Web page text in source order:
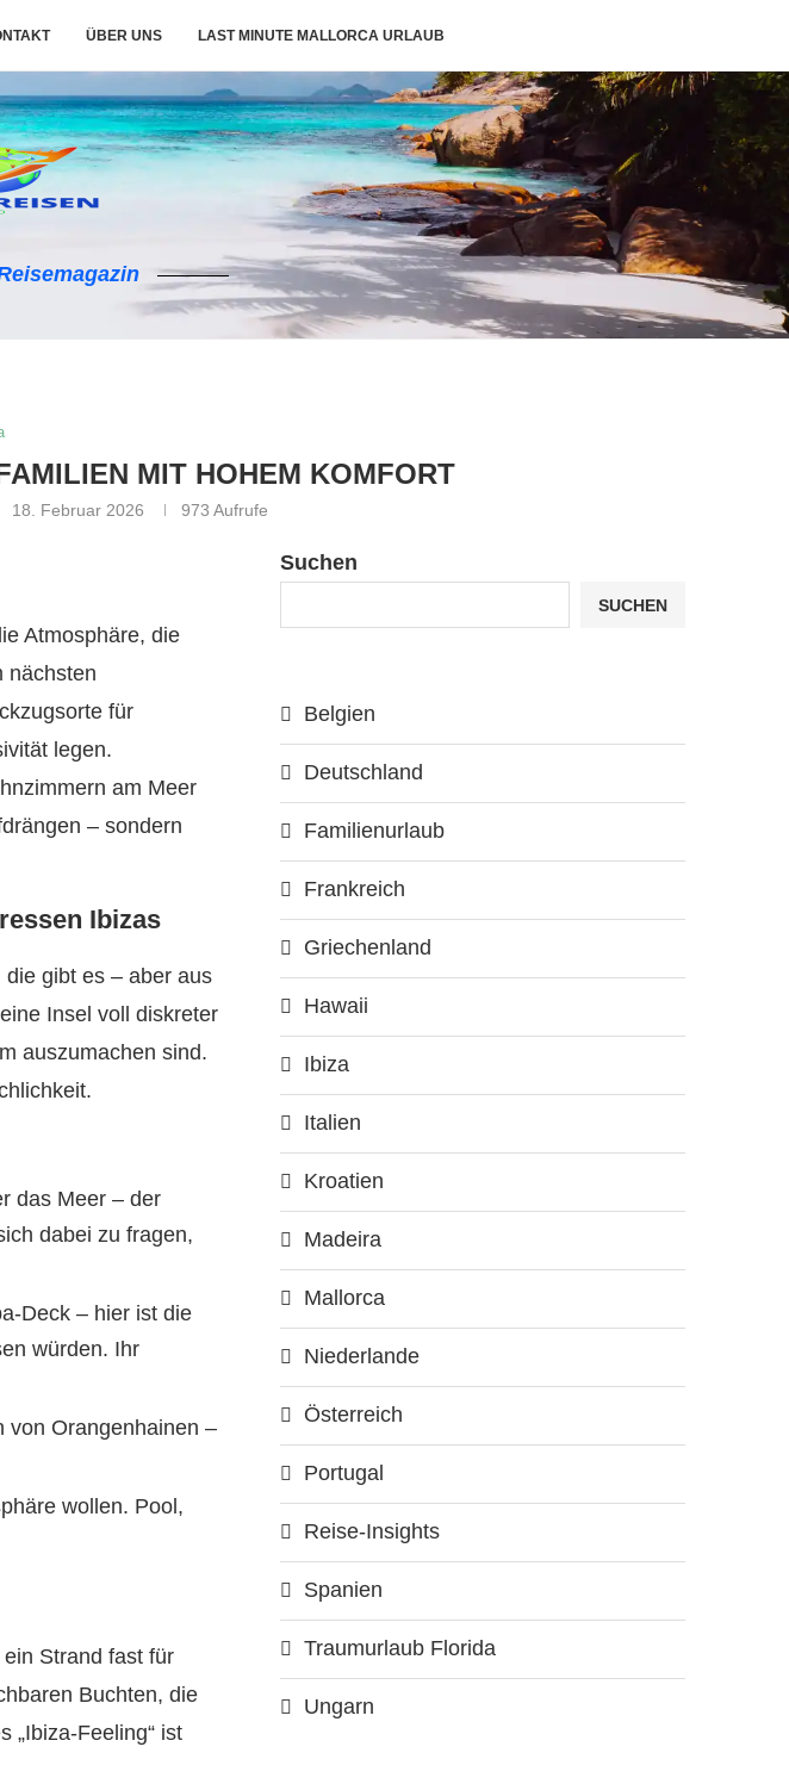
ÜBER UNS LAST MINUTE MALLORCA URLAUB
MIT HOHEM KOMFORT
18. Februar 2026 973 Aufrufe
Atmosphäre, die
nächsten
für
legen.
am Meer
– sondern
Ibizas
gibt es – aber aus
Insel voll diskreter
auszumachen sind.
das Meer – der
dabei zu fragen,
Deck – hier ist die
würden. Ihr
von Orangenhainen –
wollen. Pool,
Strand fast für
Buchten, die
„Ibiza-Feeling“ ist
Suchen
SUCHEN
Belgien
Deutschland
Familienurlaub
Frankreich
Griechenland
Hawaii
Ibiza
Italien
Kroatien
Madeira
Mallorca
Niederlande
Österreich
Portugal
Reise-Insights
Spanien
Traumurlaub Florida
Ungarn